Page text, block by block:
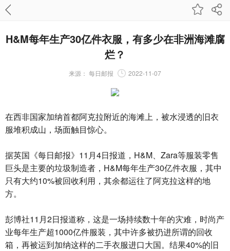
H&M每年生产30亿件衣服，有多少在非洲海滩腐
烂？
来源： 每日邮报 2022-11-07
在西非国家加纳首都阿克拉附近的海滩上，被水浸透的旧衣
服堆积成山，场面触目惊心。
据英国《每日邮报》11月4日报道，H&M、Zara等服装零售
巨头是主要的垃圾制造者，H&M每年生产30亿件衣服，其中
只有大约10%被回收利用，其余都运往了阿克拉这样的地
方。
彭博社11月2日报道称，这是一场持续数十年的灾难，时尚产
业每年生产超1000亿件服装，其中许多被扔进所谓的回收
箱，再被运到加纳这样的二手衣服进口大国。结果40%的旧